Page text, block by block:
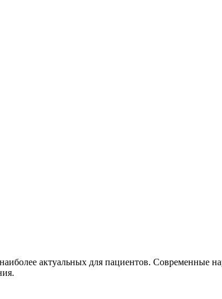
актуальных для пациентов. Современные